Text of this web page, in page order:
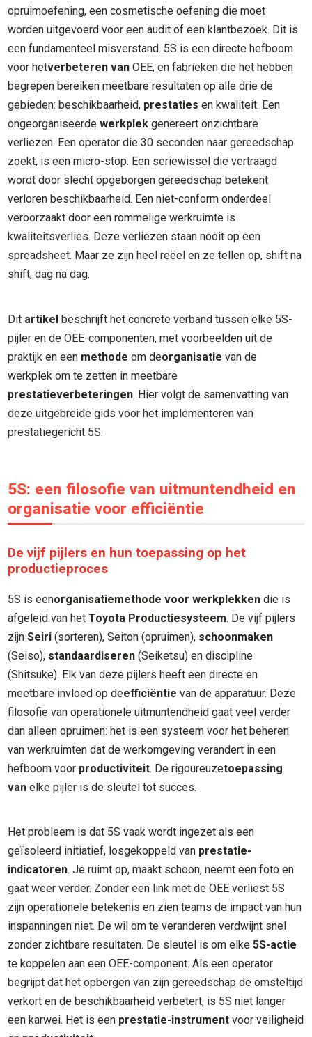
opruimoefening, een cosmetische oefening die moet
worden uitgevoerd voor een audit of een klantbezoek. Dit is
een fundamenteel misverstand. 5S is een directe hefboom
voor hetverbeteren van OEE, en fabrieken die het hebben
begrepen bereiken meetbare resultaten op alle drie de
gebieden: beschikbaarheid, prestaties en kwaliteit. Een
ongeorganiseerdewerkplek genereert onzichtbare
verliezen. Een operator die 30 seconden naar gereedschap
zoekt, is een micro-stop. Een seriewissel die vertraagd
wordt door slecht opgeborgen gereedschap betekent
verloren beschikbaarheid. Een niet-conform onderdeel
veroorzaakt door een rommelige werkruimte is
kwaliteitsverlies. Deze verliezen staan nooit op een
spreadsheet. Maar ze zijn heel reëel en ze tellen op, shift na
shift, dag na dag.
Dit artikel beschrijft het concrete verband tussen elke 5S-
pijler en de OEE-componenten, met voorbeelden uit de
praktijk en een methode om deorganisatie van de
werkplek om te zetten in meetbare
prestatieverbeteringen. Hier volgt de samenvatting van
deze uitgebreide gids voor het implementeren van
prestatiegericht 5S.
5S: een filosofie van uitmuntendheid en
organisatie voor efficiëntie
De vijf pijlers en hun toepassing op het
productieproces
5S is eenorganisatiemethode voor werkplekken die is
afgeleid van hetToyota Productiesysteem. De vijf pijlers
zijnSeiri (sorteren), Seiton (opruimen), schoonmaken
(Seiso), standaardiseren (Seiketsu) en discipline
(Shitsuke). Elk van deze pijlers heeft een directe en
meetbare invloed op deefficiëntie van de apparatuur. Deze
filosofie van operationele uitmuntendheid gaat veel verder
dan alleen opruimen: het is een systeem voor het beheren
van werkruimten dat de werkomgeving verandert in een
hefboom voor productiviteit. De rigoureuzetoepassing
van elke pijler is de sleutel tot succes.
Het probleem is dat 5S vaak wordt ingezet als een
geïsoleerd initiatief, losgekoppeld van prestatie-
indicatoren. Je ruimt op, maakt schoon, neemt een foto en
gaat weer verder. Zonder een link met de OEE verliest 5S
zijn operationele betekenis en zien teams de impact van hun
inspanningen niet. De wil om te veranderen verdwijnt snel
zonder zichtbare resultaten. De sleutel is om elke5S-actie
te koppelen aan een OEE-component. Als een operator
begrijpt dat het opbergen van zijn gereedschap de omsteltijd
verkort en de beschikbaarheid verbetert, is 5S niet langer
een karwei. Het is een prestatie-instrument voor veiligheid